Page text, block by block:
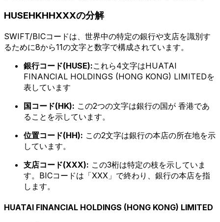
HUSEHKHHXXXの分解
SWIFT/BICコードは、世界中の特定の銀行や支店を識別す
るために8から11の文字と数字で構成されています。
銀行コード(HUSE):これら4文字はHUATAI
FINANCIAL HOLDINGS (HONG KONG) LIMITEDを
表しています
国コード(HK): この2つの文字は銀行の国が 香港であ
ることを示しています。
位置コード(HH): この2文字は銀行の本店の所在地を示
しています。
支店コード(XXX): この3桁は特定の枝を示していま
す。BICコードは「XXX」で終わり、銀行の本店を指
します。
HUATAI FINANCIAL HOLDINGS (HONG KONG) LIMITED